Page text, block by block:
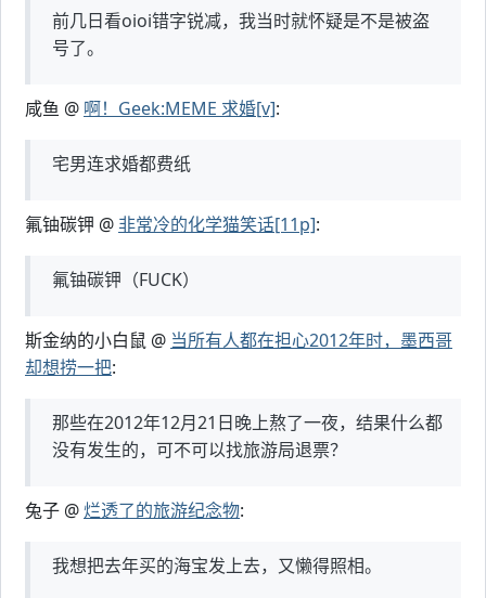
前几日看oioi错字锐减，我当时就怀疑是不是被盗
号了。
咸鱼 @ 啊！Geek:MEME 求婚[v]:
宅男连求婚都费纸
氟铀碳钾 @ 非常冷的化学猫笑话[11p]:
氟铀碳钾（FUCK）
斯金纳的小白鼠 @ 当所有人都在担心2012年时，墨西哥
却想捞一把:
那些在2012年12月21日晚上熬了一夜，结果什么都
没有发生的，可不可以找旅游局退票？
兔子 @烂透了的旅游纪念物:
我想把去年买的海宝发上去，又懒得照相。